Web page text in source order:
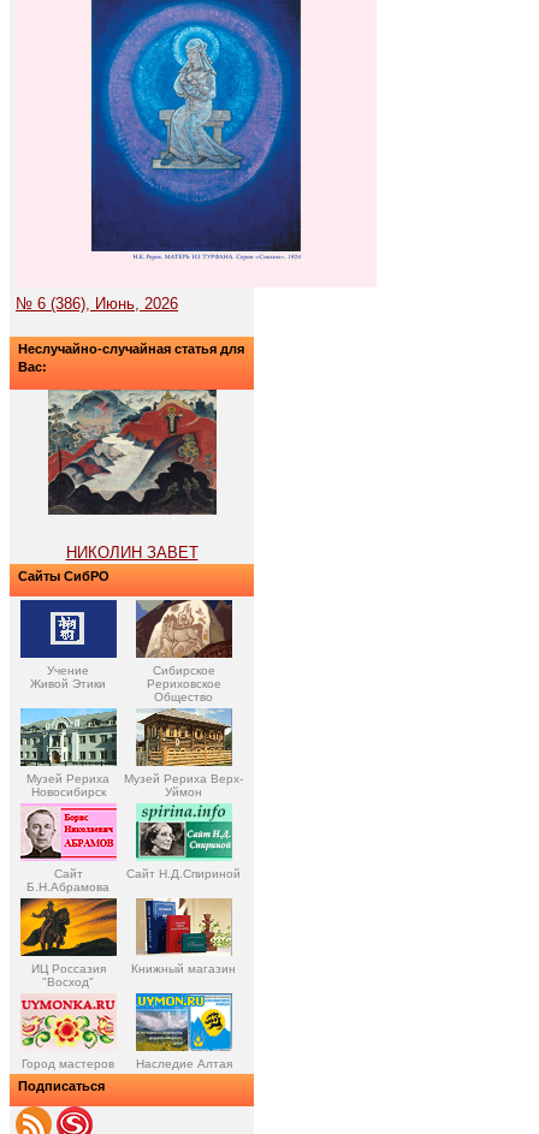
№ 6 (386), Июнь, 2026
Неслучайно-случайная статья для
Вас:
НИКОЛИН ЗАВЕТ
Сайты СибРО
Учение
Живой Этики
Сибирское
Рериховское
Общество
Музей Рериха
Новосибирск
Музей Рериха Верх-
Уймон
Сайт
Б.Н.Абрамова
Сайт Н.Д.Спириной
ИЦ Россазия
"Восход"
Книжный магазин
Город мастеров Наследие Алтая
Подписаться